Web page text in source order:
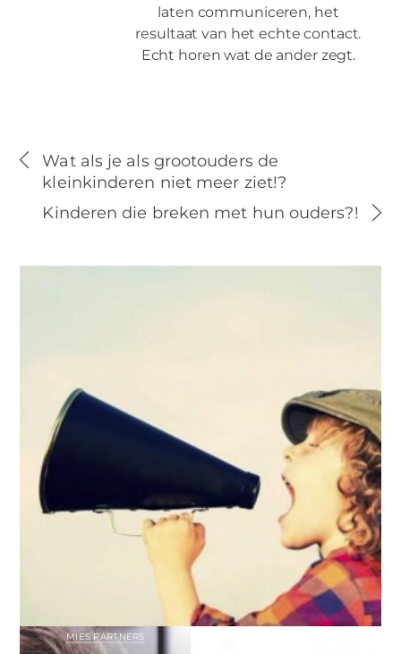
laten communiceren, het
resultaat van het echte contact.
Echt horen wat de ander zegt.
Wat als je als grootouders de
kleinkinderen niet meer ziet!?
Kinderen die breken met hun ouders?!
MIES PARTNERS